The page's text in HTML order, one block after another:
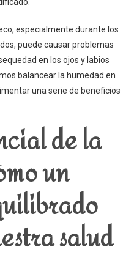
especialmente durante los
puede causar problemas
en los ojos y labios
balancear la humedad en
una serie de beneficios
de la
un
salud